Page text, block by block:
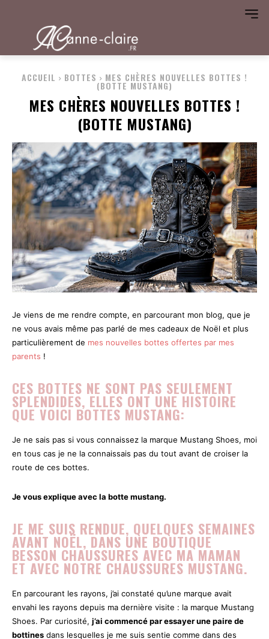
ACCUEIL BOTTES MES CHÈRES NOUVELLES BOTTES !
(BOTTE MUSTANG)
MES CHÈRES NOUVELLES BOTTES !
(BOTTE MUSTANG)
Je viens de me rendre compte, en parcourant mon blog, que je
ne vous avais même pas parlé de mes cadeaux de Noël et plus
particulièrement de mes nouvelles bottes offertes par mes
parents !
CES BOTTES NE SONT PAS SEULEMENT
SPLENDIDES, ELLES ONT UNE HISTOIRE
QUE VOICI BOTTES MUSTANG:
Je ne sais pas si vous connaissez la marque Mustang Shoes, moi
en tous cas je ne la connaissais pas du tout avant de croiser la
route de ces bottes.
Je vous explique avec la botte mustang.
JE ME SUIS RENDUE, QUELQUES SEMAINES
AVANT NOËL, DANS UNE BOUTIQUE
BESSON CHAUSSURES AVEC MA MAMAN
ET AVEC NOTRE CHAUSSURES MUSTANG.
En parcourant les rayons, j’ai constaté qu’une marque avait
envahi les rayons depuis ma dernière visite : la marque Mustang
Shoes. Par curiosité, j’ai commencé par essayer une paire de
bottines dans lesquelles je me suis sentie comme dans des